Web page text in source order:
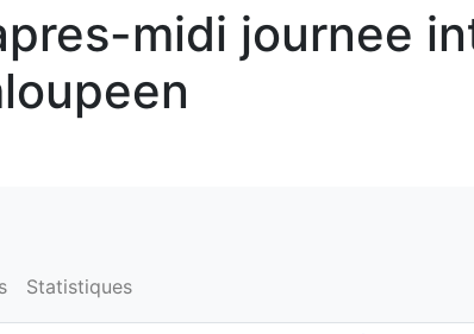
midi journee
Statistiques